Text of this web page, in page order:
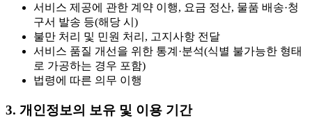
서비스 제공에 관한 계약 이행, 요금 정산, 물품 배송·청
구서 발송 등(해당 시)
불만 처리 및 민원 처리, 고지사항 전달
서비스 품질 개선을 위한 통계·분석(식별 불가능한 형태
로 가공하는 경우 포함)
법령에 따른 의무 이행
3. 개인정보의 보유 및 이용 기간